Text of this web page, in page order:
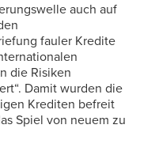
auch auf
fauler Kredite
die Risiken
Damit wurden die
Krediten befreit
Spiel von neuem zu